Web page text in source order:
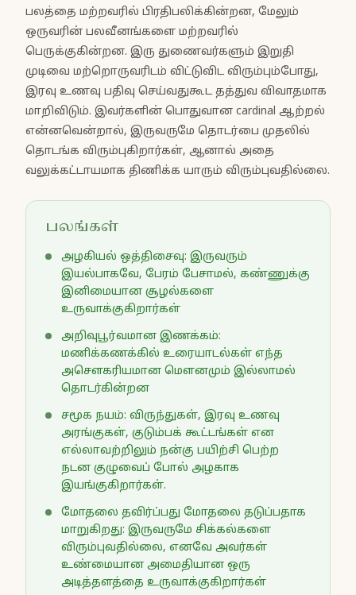
பலத்தை மற்றவரில் பிரதிபலிக்கின்றன, மேலும்
ஒருவரின் பலவீனங்களை மற்றவரில்
பெருக்குகின்றன. இரு துணைவர்களும் இறுதி
முடிவை மற்றொருவரிடம் விட்டுவிட விரும்பும்போது,
இரவு உணவு பதிவு செய்வதுகூட தத்துவ விவாதமாக
மாறிவிடும். இவர்களின் பொதுவான cardinal ஆற்றல்
என்னவென்றால், இருவருமே தொடர்பை முதலில்
தொடங்க விரும்புகிறார்கள், ஆனால் அதை
வலுக்கட்டாயமாக திணிக்க யாரும் விரும்புவதில்லை.
பலங்கள்
அழகியல் ஒத்திசைவு: இருவரும்
இயல்பாகவே, பேரம் பேசாமல், கண்ணுக்கு
இனிமையான சூழல்களை
உருவாக்குகிறார்கள்
அறிவுபூர்வமான இணக்கம்:
மணிக்கணக்கில் உரையாடல்கள் எந்த
அசௌகரியமான மௌனமும் இல்லாமல்
தொடர்கின்றன
சமூக நயம்: விருந்துகள், இரவு உணவு
அரங்குகள், குடும்பக் கூட்டங்கள் என
எல்லாவற்றிலும் நன்கு பயிற்சி பெற்ற
நடன குழுவைப் போல் அழகாக
இயங்குகிறார்கள்.
மோதலை தவிர்ப்பது மோதலை தடுப்பதாக
மாறுகிறது: இருவருமே சிக்கல்களை
விரும்புவதில்லை, எனவே அவர்கள்
உண்மையான அமைதியான ஒரு
அடித்தளத்தை உருவாக்குகிறார்கள்